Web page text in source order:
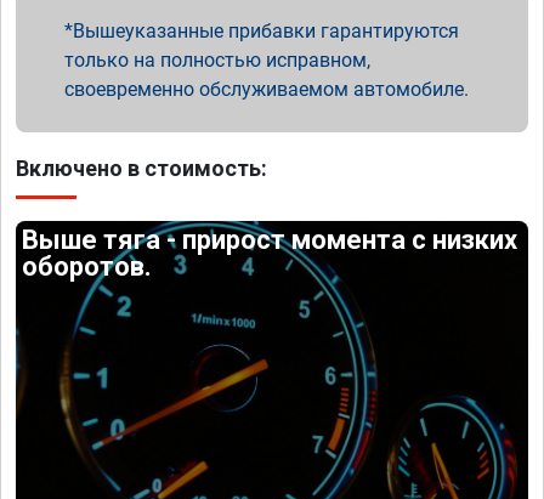
Вышеуказанные прибавки гарантируются
только на полностью исправном,
своевременно обслуживаемом автомобиле.
Включено в стоимость:
Выше тяга - прирост момента с низких
оборотов.